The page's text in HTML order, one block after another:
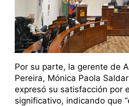
Por su parte, la gerente de
Pereira, Mónica Paola
expresó su satisfacción por
significativo, indicando que